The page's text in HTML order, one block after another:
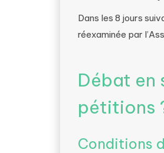
Dans les 8 jours
réexaminée par
Débat en
pétitions
Conditions